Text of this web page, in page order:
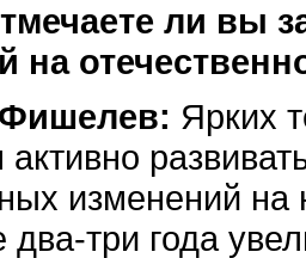
ли вы
на
Ярких
активно
изменений
два-три года